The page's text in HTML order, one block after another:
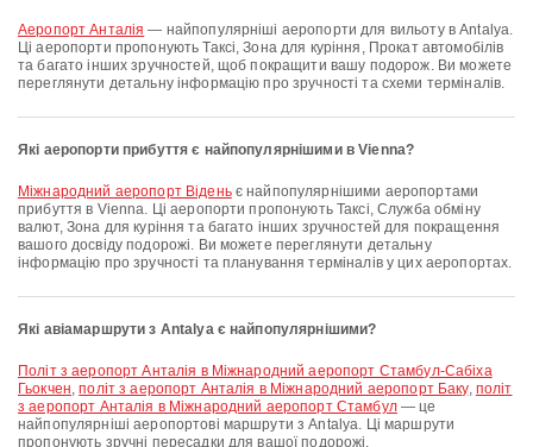
аеропорт Анталія — найпопулярніші аеропорти для вильоту в Antalya.
Ці аеропорти пропонують Таксі, Зона для куріння, Прокат автомобілів
та багато інших зручностей, щоб покращити вашу подорож. Ви можете
переглянути детальну інформацію про зручності та схеми терміналів.
Які аеропорти прибуття є найпопулярнішими в Vienna?
Міжнародний аеропорт Віденьє найпопулярнішими аеропортами
прибуття в Vienna. Ці аеропорти пропонують Таксі, Служба обміну
валют, Зона для куріння та багато інших зручностей для покращення
вашого досвіду подорожі. Ви можете переглянути детальну
інформацію про зручності та планування терміналів у цих аеропортах.
Які авіамаршрути з Antalya є найпопулярнішими?
політ з аеропорт Анталія в Міжнародний аеропорт Стамбул-Сабіха
Гьокчен,політ з аеропорт Анталія в Міжнародний аеропорт Баку, політ
з аеропорт Анталія в Міжнародний аеропорт Стамбул— це
найпопулярніші аеропортові маршрути з Antalya. Ці маршрути
пропонують зручні пересадки для вашої подорожі.